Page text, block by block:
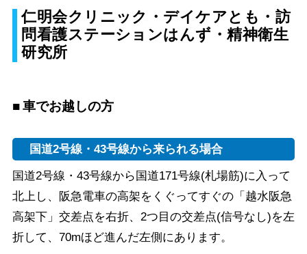
仁明会クリニック・デイケアとも・訪
問看護ステーションはんず・精神衛生
研究所
車でお越しの方
国道2号線・43号線から来られる場合
国道2号線・43号線から国道171号線(札場筋)に入って
北上し、阪急電車の高架をくぐってすぐの「越水阪急
高架下」交差点を右折、2つ目の交差点(信号なし)を左
折して、70mほど進んだ左側にあります。